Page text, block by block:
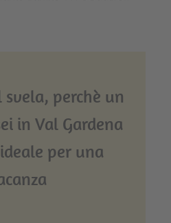
svela, perchè un
in Val Gardena
per una